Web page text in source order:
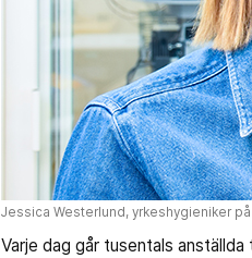
Jessica Westerlund, yrkeshygieniker
Varje dag går tusentals